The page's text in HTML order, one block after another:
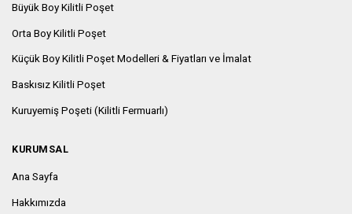
Büyük Boy Kilitli Poşet
Orta Boy Kilitli Poşet
Küçük Boy Kilitli Poşet Modelleri & Fiyatları ve İmalat
Baskısız Kilitli Poşet
Kuruyemiş Poşeti (Kilitli Fermuarlı)
KURUMSAL
Ana Sayfa
Hakkımızda